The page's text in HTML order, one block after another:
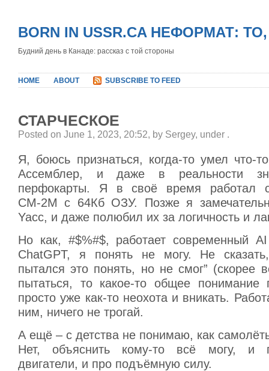
BORN IN USSR.CA НЕФОРМАТ:
Будний день в Канаде: рассказ с той стороны
HOME ABOUT SUBSCRIBE TO FEED
СТАРЧЕСКОЕ
Posted on June 1, 2023, 20:52, by Sergey, under .
Я, боюсь признаться, когда-то умел что-
Ассемблер, и даже в реальности
перфокарты. Я в своё время работал
СМ-2М с 64Кб ОЗУ. Позже я
Yacc, и даже полюбил их за логичность и
Но как, #$%#$, работает современный
ChatGPT, я понять не могу. Не
пытался это понять, но не смог” (скорее
пытаться, то какое-то общее понимание
просто уже как-то неохота и вникать.
ним, ничего не трогай.
А ещё – с детства не понимаю, как
Нет, объяснить кому-то всё могу, и
двигатели, и про подъёмную силу.